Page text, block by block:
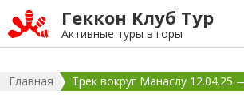
Геккон Клуб Тур
Активные туры в горы
Главная Трек вокруг Манаслу 12.04.25